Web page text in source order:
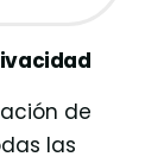
de
las